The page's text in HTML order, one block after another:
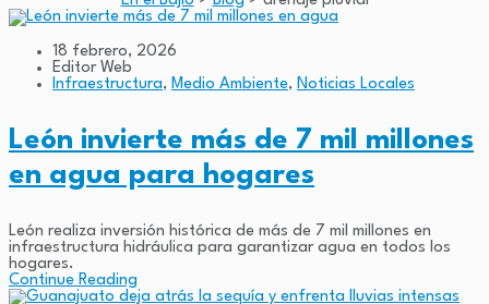
18 febrero, 2026
Editor Web
Infraestructura, Medio Ambiente, Noticias Locales
León invierte más de 7 mil millones
en agua para hogares
León realiza inversión histórica de más de 7 mil millones en
infraestructura hidráulica para garantizar agua en todos los
hogares.
Continue Reading